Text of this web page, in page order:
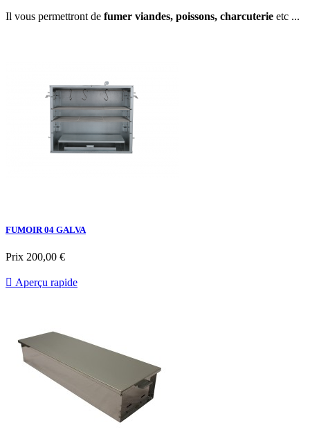
Il vous permettront de fumer viandes, poissons, charcuterie etc ...
FUMOIR 04 GALVA
Prix 200,00 €
 Aperçu rapide